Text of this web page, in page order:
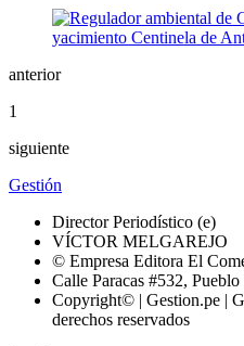
anterior
1
siguiente
Gestión
Director Periodístico (e)
VÍCTOR MELGAREJO
© Empresa Editora El
Calle Paracas #532,
Copyright© | Gestion.pe |
derechos reservados